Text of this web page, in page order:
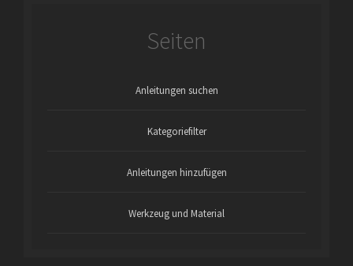
Seiten
Anleitungen suchen
Kategoriefilter
Anleitungen hinzufügen
Werkzeug und Material